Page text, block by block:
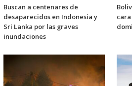
Buscan a centenares de
desaparecidos en Indonesia y
Sri Lanka por las graves
inundaciones